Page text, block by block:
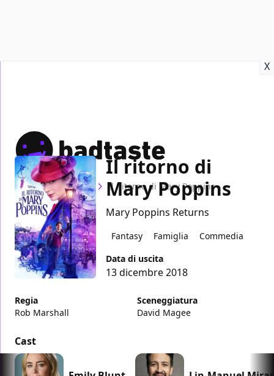
X
Home Film Il Ritorno di Mary Poppins
Il ritorno di
Mary Poppins
Mary Poppins Returns
Fantasy Famiglia
Commedia
Data di uscita
13 dicembre 2018
Regia
Rob Marshall
Sceneggiatura
David Magee
Cast